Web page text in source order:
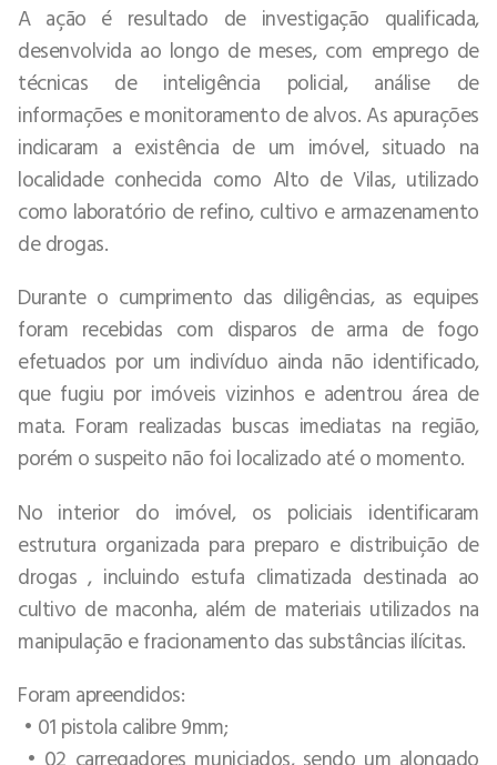
A ação é resultado de investigação qualificada,
desenvolvida ao longo de meses, com emprego de
técnicas de inteligência policial, análise de
informações e monitoramento de alvos. As apurações
indicaram a existência de um imóvel, situado na
localidade conhecida como Alto de Vilas, utilizado
como laboratório de refino, cultivo e armazenamento
de drogas.
Durante o cumprimento das diligências, as equipes
foram recebidas com disparos de arma de fogo
efetuados por um indivíduo ainda não identificado,
que fugiu por imóveis vizinhos e adentrou área de
mata. Foram realizadas buscas imediatas na região,
porém o suspeito não foi localizado até o momento.
No interior do imóvel, os policiais identificaram
estrutura organizada para preparo e distribuição de
drogas , incluindo estufa climatizada destinada ao
cultivo de maconha, além de materiais utilizados na
manipulação e fracionamento das substâncias ilícitas.
Foram apreendidos:
• 01 pistola calibre 9mm;
• 02 carregadores municiados, sendo um alongado